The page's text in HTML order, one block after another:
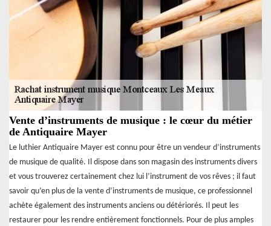
Vente d’instruments de musique : le cœur du métier
de Antiquaire Mayer
Le luthier Antiquaire Mayer est connu pour être un vendeur d’instruments
de musique de qualité. Il dispose dans son magasin des instruments divers
et vous trouverez certainement chez lui l’instrument de vos rêves ; il faut
savoir qu’en plus de la vente d’instruments de musique, ce professionnel
achète également des instruments anciens ou détériorés. Il peut les
restaurer pour les rendre entièrement fonctionnels. Pour de plus amples